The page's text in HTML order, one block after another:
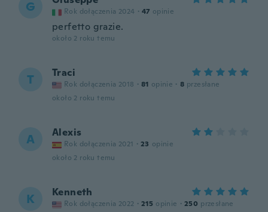
G Rok dołączenia 2024 · 47 opinie
perfetto grazie.
około 2 roku temu
T Traci
Rok dołączenia 2018 · 81 opinie · 8 przesłane
około 2 roku temu
A Alexis
Rok dołączenia 2021 · 23 opinie
około 2 roku temu
K Kenneth
Rok dołączenia 2022 · 215 opinie · 250 przesłane